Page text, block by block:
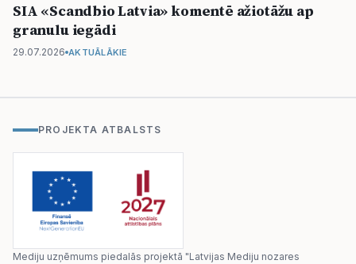
SIA «Scandbio Latvia» komentē ažiotāžu ap
granulu iegādi
29.07.2026 AKTUĀLĀKIE
PROJEKTA ATBALSTS
Mediju uzņēmums piedalās projektā "Latvijas Mediju nozares